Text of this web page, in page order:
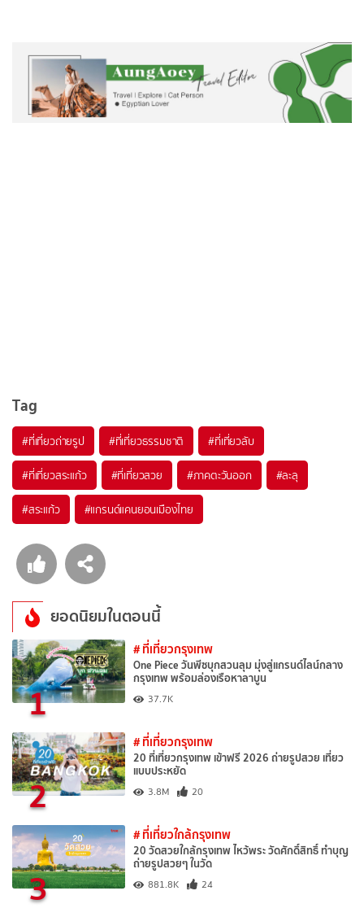
Tag
#ที่เที่ยวถ่ายรูป #ที่เที่ยวธรรมชาติ #ที่เที่ยวลับ
#ที่เที่ยวสระแก้ว #ที่เที่ยวสวย #ภาคตะวันออก #ละลุ
#สระแก้ว #แกรนด์แคนยอนเมืองไทย
ยอดนิยมในตอนนี้
1
# ที่เที่ยวกรุงเทพ
One Piece วันพีซบุกสวนลุม มุ่งสู่แกรนด์ไลน์กลาง
กรุงเทพ พร้อมล่องเรือหาลาบูน
37.7K
2
# ที่เที่ยวกรุงเทพ
20 ที่เที่ยวกรุงเทพ เข้าฟรี 2026 ถ่ายรูปสวย เที่ยว
แบบประหยัด
3.8M 20
3
# ที่เที่ยวใกล้กรุงเทพ
20 วัดสวยใกล้กรุงเทพ ไหว้พระ วัดศักดิ์สิทธิ์ ทำบุญ
ถ่ายรูปสวยๆ ในวัด
881.8K 24